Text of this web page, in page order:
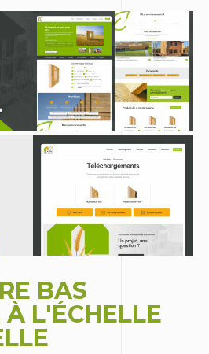
BAS
L'ÉCHELLE